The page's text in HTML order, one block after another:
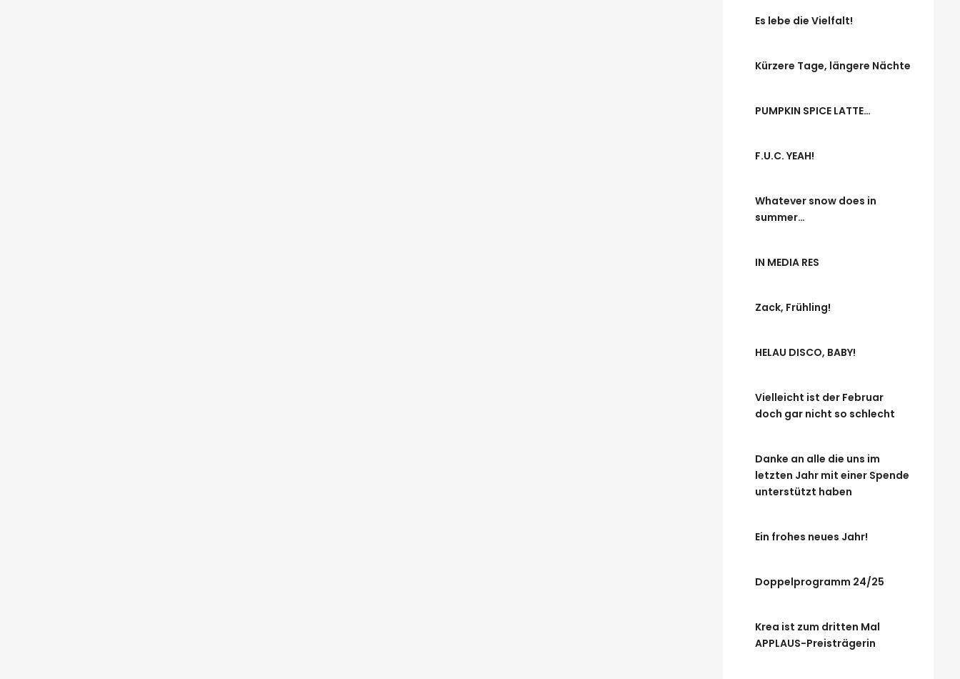
Es lebe die Vielfalt!
Kürzere Tage, längere Nächte
PUMPKIN SPICE LATTE…
F.U.C. YEAH!
Whatever snow does in
summer…
IN MEDIA RES
Zack, Frühling!
HELAU DISCO, BABY!
Vielleicht ist der Februar
doch gar nicht so schlecht
Danke an alle die uns im
letzten Jahr mit einer Spende
unterstützt haben
Ein frohes neues Jahr!
Doppelprogramm 24/25
Krea ist zum dritten Mal
APPLAUS-Preisträgerin